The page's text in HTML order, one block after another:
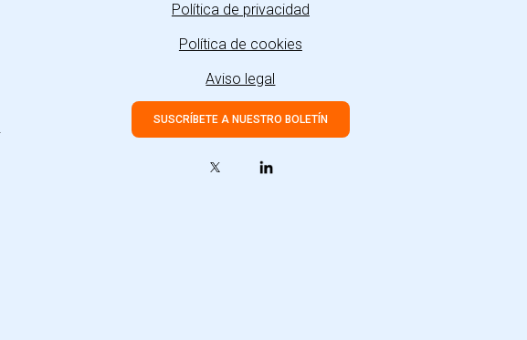
Política de privacidad
Política de cookies
Aviso legal
SUSCRÍBETE A NUESTRO BOLETÍN